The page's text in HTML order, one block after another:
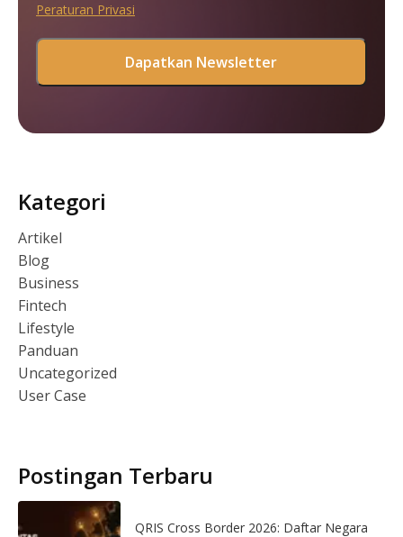
Peraturan Privasi
Kategori
Artikel
Blog
Business
Fintech
Lifestyle
Panduan
Uncategorized
User Case
Postingan Terbaru
QRIS Cross Border 2026: Daftar Negara